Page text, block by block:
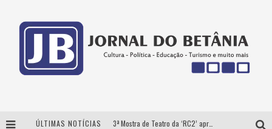
ÚLTIMAS NOTÍCIAS 3ª Mostra de Teatro da ‘RC2’ apresenta ‘seis espetáculos’ imperdíveis para o público ‘infantil e adulto’ assistir no conforto de casa pelo canal do Youtube